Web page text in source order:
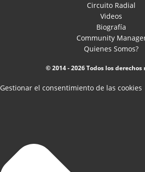
Circuito Radial
Videos
Biografía
Community
Quienes Somos?
© 2014 - 2026 Todos los derechos
Gestionar el consentimiento de las cookies